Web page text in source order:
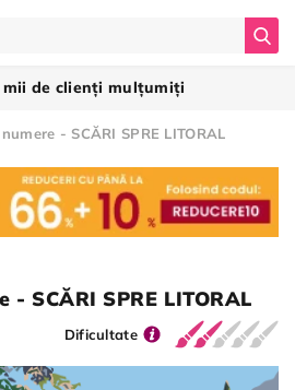
mii de clienți mulțumiți
- SCĂRI SPRE LITORAL
SCĂRI SPRE LITORAL
Dificultate